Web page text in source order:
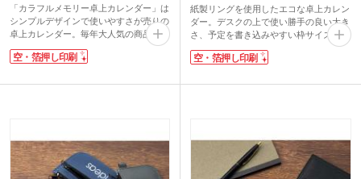
「カラフルメモリー卓上カレンダー」は
シンプルデザインで使いやすさが売りの
卓上カレンダー。毎年大人気の商品で
す。デスクの上で邪魔にならない程よい
大きさと、書きやすい枠サイズ、前月と
示が便利です。
ただけます。
空・箔押し印刷
紙製リングを使用したエコな卓上カレン
ダー。デスクの上で使い勝手の良い大き
さ、予定を書き込みやすい枠サイズで
す。前月と先2ヶ月までが確認できる4か
月表示が便利。100％紙製なので、廃棄
名入れ部分が黒いので、箔押し印刷がき
効果が期待できるノベルティです。
空・箔押し印刷